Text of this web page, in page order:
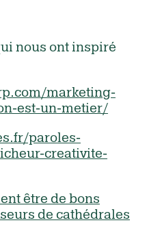
nous ont inspiré
marketing-
est-un-metier/
paroles-
creativite-
être de bons
de cathédrales